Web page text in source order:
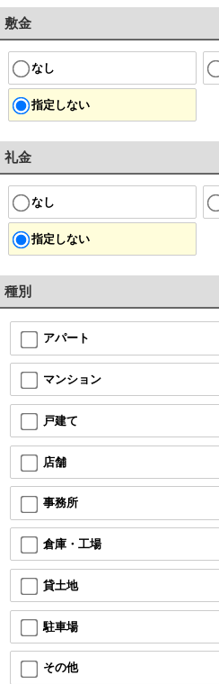
敷金
なし
指定しない
礼金
なし
指定しない
種別
アパート
マンション
戸建て
店舗
事務所
倉庫・工場
貸土地
駐車場
その他